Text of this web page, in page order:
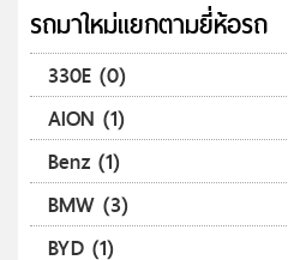
รถมาใหม่แยกตามยี่ห้อรถ
330E (0)
AION (1)
Benz (1)
BMW (3)
BYD (1)